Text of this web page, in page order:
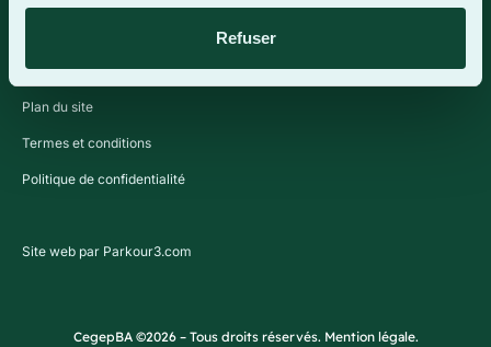
Refuser
Plan du site
Termes et conditions
Politique de confidentialité
Site web par Parkour3.com
CegepBA ©2026 – Tous droits réservés. Mention légale.